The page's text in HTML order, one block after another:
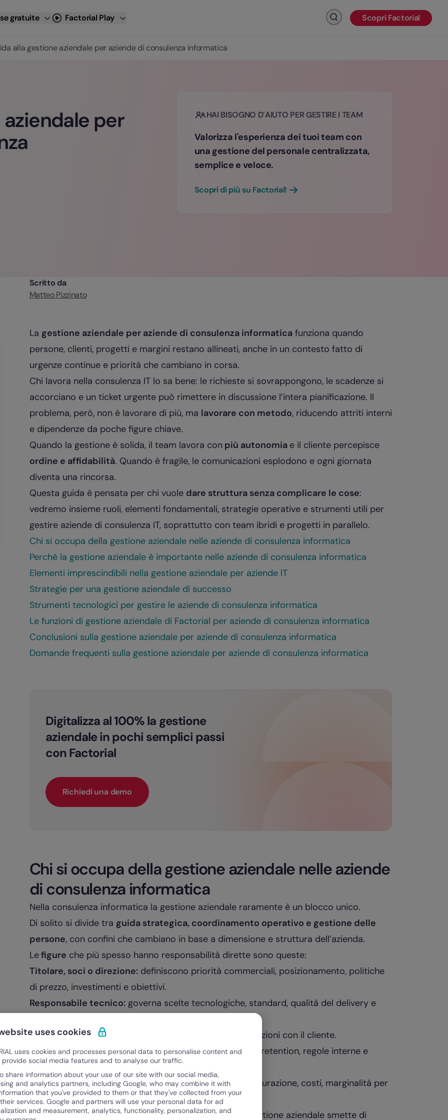
gratuite Factorial Play Fai clic per cercare
Scopri Factorial
alla gestione aziendale per aziende di consulenza informatica
per
HAI BISOGNO D´AIUTO PER GESTIRE I TEAM
Valorizza l'esperienza dei tuoi team con
una gestione del personale centralizzata,
semplice e veloce.
Scopri di più su Factorial!
Scritto da
Matteo Pizzinato
La gestione aziendale per aziende di consulenza informaticafunziona quando
persone, clienti, progetti e margini restano allineati, anche in un contesto fatto di
urgenze continue e priorità che cambiano in corsa.
Chi lavora nella consulenza IT lo sa bene: le richieste si sovrappongono, le scadenze si
accorciano e un ticket urgente può rimettere in discussione l’intera pianificazione. Il
problema, però, non è lavorare di più, ma lavorare con metodo, riducendo attriti interni
e dipendenze da poche figure chiave.
Quando la gestione è solida, il team lavora conpiù autonomia e il cliente percepisce
ordine e affidabilità. Quando è fragile, le comunicazioni esplodono e ogni giornata
diventa una rincorsa.
Questa guida è pensata per chi vuole dare struttura senza complicare le cose:
vedremo insieme ruoli, elementi fondamentali, strategie operative e strumenti utili per
gestire aziende di consulenza IT, soprattutto con team ibridi e progetti in parallelo.
Chi si occupa della gestione aziendale nelle aziende di consulenza informatica
Perché la gestione aziendale è importante nelle aziende di consulenza informatica
Elementi imprescindibili nella gestione aziendale per aziende IT
Strategie per una gestione aziendale di successo
Strumenti tecnologici per gestire le aziende di consulenza informatica
Le funzioni di gestione aziendale di Factorial per aziende di consulenza informatica
Conclusioni sulla gestione aziendale per aziende di consulenza informatica
Domande frequenti sulla gestione aziendale per aziende di consulenza informatica
Digitalizza al 100% la gestione
aziendale in pochi semplici passi
con Factorial
Richiedi una demo
Chi si occupa della gestione aziendale nelle aziende
di consulenza informatica
Nella consulenza informatica la gestione aziendale raramente è un blocco unico.
Di solito si divide tra guida strategica, coordinamento operativo e gestione delle
persone, con confini che cambiano in base a dimensione e struttura dell’azienda.
Lefigure che più spesso hanno responsabilità dirette sono queste:
Titolare, soci o direzione:definiscono priorità commerciali, posizionamento, politiche
di prezzo, investimenti e obiettivi.
Responsabile tecnico:governa scelte tecnologiche, standard, qualità del delivery e
Project manager:coordina rischi, scadenze e comunicazioni con il cliente.
Responsabile HR:cura inserimenti, percorsi di crescita, retention, regole interne e
clima.
Amministrazione e controllo di gestione:seguono fatturazione, costi, marginalità per
cliente e gestione della cassa.
Quando questi ruoli lavorano in modo coordinato, la gestione aziendale smette di
uses cookies
uses cookies and processes personal data to personalise content and
provide social media features and to analyse our traffic.
share information about your use of our site with our social media,
and analytics partners, including Google, who may combine it with
that you've provided to them or that they've collected from your
services. Google and partners will use your personal data for ad
and measurement, analytics, functionality, personalization, and